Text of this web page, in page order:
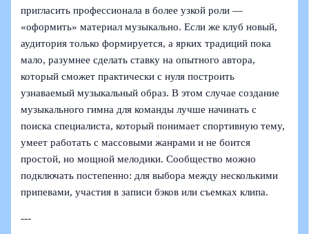
пригласить профессионала в более узкой роли —
«оформить» материал музыкально. Если же клуб новый,
аудитория только формируется, а ярких традиций пока
мало, разумнее сделать ставку на опытного автора,
который сможет практически с нуля построить
узнаваемый музыкальный образ. В этом случае создание
музыкального гимна для команды лучше начинать с
поиска специалиста, который понимает спортивную тему,
умеет работать с массовыми жанрами и не боится
простой, но мощной мелодики. Сообщество можно
подключать постепенно: для выбора между несколькими
припевами, участия в записи бэков или съемках клипа.
---